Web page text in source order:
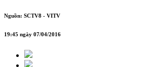
Nguồn: SCTV8 - VITV
19:45 ngày 07/04/2016